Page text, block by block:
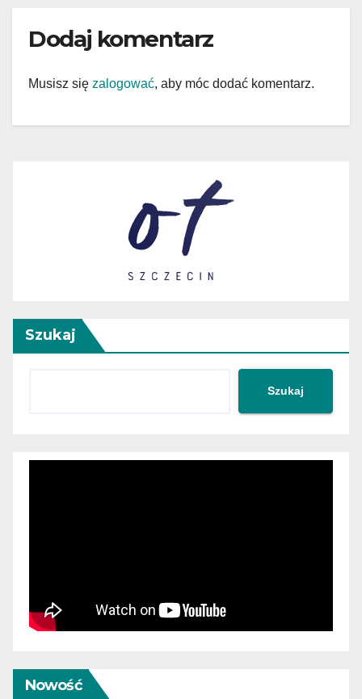
Dodaj komentarz
Musisz się zalogować, aby móc dodać komentarz.
Szukaj
Szukaj
Nowość